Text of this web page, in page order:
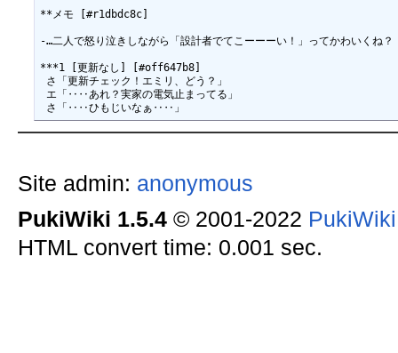
**メモ [#r1dbdc8c]
-…二人で怒り泣きしながら「設計者でてこーーーい！」ってかわいくね？
***1 [更新なし] [#off647b8]
さ「更新チェック！エミリ、どう？」
エ「‥‥あれ？実家の電気止まってる」
Site admin: anonymous
PukiWiki 1.5.4© 2001-2022
HTML convert time: 0.001 sec.